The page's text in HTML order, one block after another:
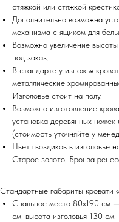
стяжкой или стяжкой
Дополнительно возможна
механизма с ящиком для
Возможно увеличение
под заказ.
В стандарте у изножья
металлические
Изголовье стоит на полу.
Возможно изготовление
установка деревянных
(стоимость уточняйте у
Цвет гвоздиков в изголовье
Старое золото, Бронза
Стандартные габариты
Спальное место 80х190 см
см, высота изголовья 130 см.